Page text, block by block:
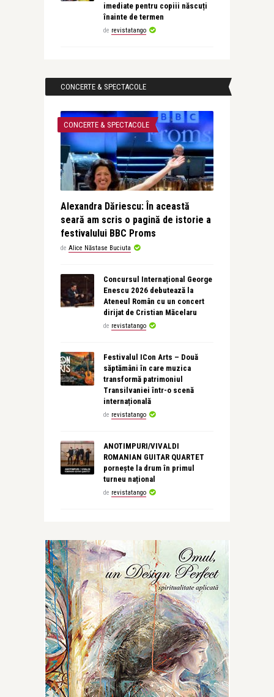
imediate pentru copiii născuți
înainte de termen
de revistatango
CONCERTE & SPECTACOLE
CONCERTE & SPECTACOLE
Alexandra Dăriescu: În această
seară am scris o pagină de istorie a
festivalului BBC Proms
de Alice Năstase Buciuta
Concursul Internațional George
Enescu 2026 debutează la
Ateneul Român cu un concert
dirijat de Cristian Măcelaru
de revistatango
Festivalul ICon Arts – Două
săptămâni în care muzica
transformă patrimoniul
Transilvaniei într-o scenă
internațională
de revistatango
ANOTIMPURI/VIVALDI
ROMANIAN GUITAR QUARTET
pornește la drum în primul
turneu național
de revistatango